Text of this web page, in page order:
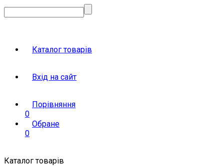
Каталог товарів
Вхід на сайт
Порівняння
0
Обране
0
Каталог товарів